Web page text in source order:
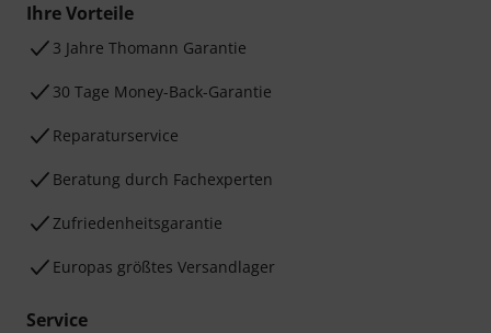
Ihre Vorteile
3 Jahre Thomann Garantie
30 Tage Money-Back-Garantie
Reparaturservice
Beratung durch Fachexperten
Zufriedenheitsgarantie
Europas größtes Versandlager
Service